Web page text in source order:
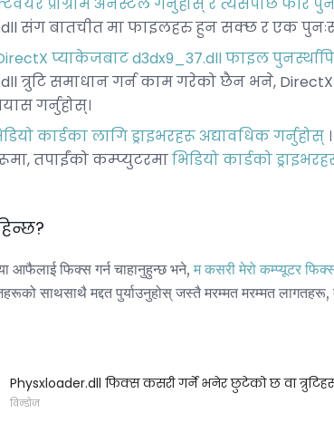
संग बातचीत मा फाइलहरु हुन सक्छ र एक
प्याकेजबाट d3dx9_37.dll फाइल
त्रुटि समाधान गर्न काम गरेको छैन भने,
गर्नुहोस्।
कार्डका लागि ड्राइभरहरू अद्यावधिक गर्नुहोस्
तपाईंको कम्प्युटरमाभिडियो कार्डको
आफैलाई फिक्स गर्न चाहानुहुन्छ भने, म कसरी मेरो कम्प्यूटर
साथसाथै मद्दत पुर्याउनुहोस् जस्तै मरम्मत मरम्मत
Physxloader.dll फिक्स कसरी गर्ने भनेर छुटेको छ वा
विन्डोज